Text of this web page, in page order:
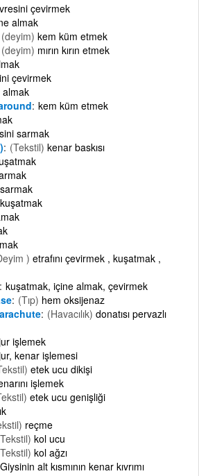
çevirmek
almak
(deyim) kem küm etmek
(deyim) mırın kırın etmek
çevirmek
almak
kem küm etmek
sarmak
(Tekstil) kenar baskısı
sarmak
kuşatmak
) etrafını çevirmek , kuşatmak ,
kuşatmak, içine almak, çevirmek
(Tıp) hem oksijenaz
(Havacılık) donatısı pervazlı
işlemek
kenar işlemesi
etek ucu dikişi
işlemek
etek ucu genişliği
reçme
kol ucu
kol ağzı
Giysinin alt kısmının kenar kıvrımı